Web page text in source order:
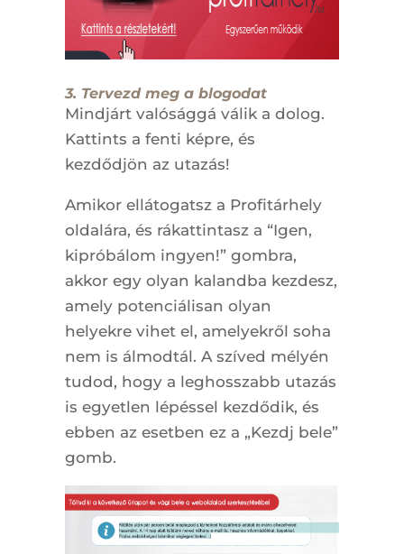
3. Tervezd meg a blogodat
Mindjárt valósággá válik a dolog.
Kattints a fenti képre, és
kezdődjön az utazás!
Amikor ellátogatsz a Profitárhely
oldalára, és rákattintasz a “Igen,
kipróbálom ingyen!” gombra,
akkor egy olyan kalandba kezdesz,
amely potenciálisan olyan
helyekre vihet el, amelyekről soha
nem is álmodtál. A szíved mélyén
tudod, hogy a leghosszabb utazás
is egyetlen lépéssel kezdődik, és
ebben az esetben ez a „Kezdj bele”
gomb.